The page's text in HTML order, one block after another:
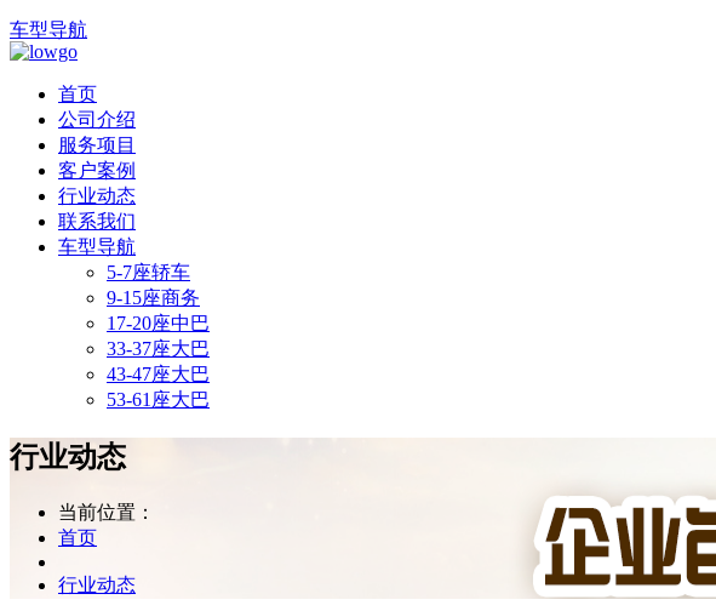
车型导航
首页
公司介绍
服务项目
客户案例
行业动态
联系我们
车型导航
5-7座轿车
9-15座商务
17-20座中巴
33-37座大巴
43-47座大巴
53-61座大巴
行业动态
当前位置：
首页
行业动态